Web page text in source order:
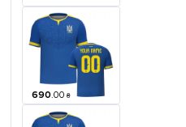
690.00 ₴